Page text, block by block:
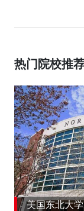
热门院校推
美国东北大学